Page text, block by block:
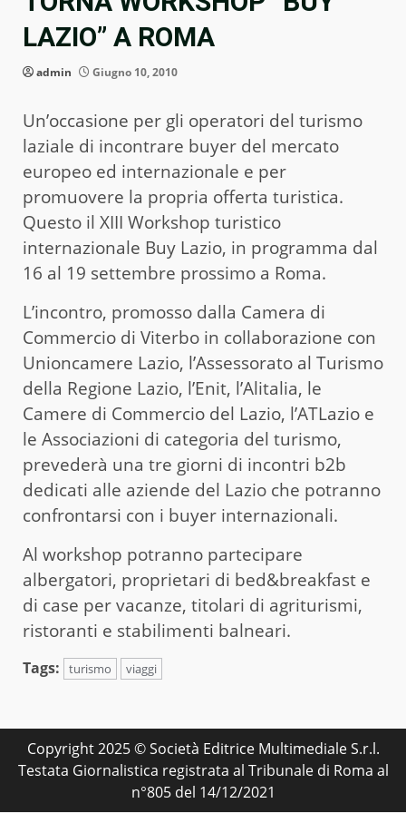
LAZIO” A ROMA
admin Giugno 10, 2010
Un’occasione per gli operatori del turismo
laziale di incontrare buyer del mercato
europeo ed internazionale e per
promuovere la propria offerta turistica.
Questo il XIII Workshop turistico
internazionale Buy Lazio, in programma dal
16 al 19 settembre prossimo a Roma.
L’incontro, promosso dalla Camera di
Commercio di Viterbo in collaborazione con
Unioncamere Lazio, l’Assessorato al Turismo
della Regione Lazio, l’Enit, l’Alitalia, le
Camere di Commercio del Lazio, l’ATLazio e
le Associazioni di categoria del turismo,
prevederà una tre giorni di incontri b2b
dedicati alle aziende del Lazio che potranno
confrontarsi con i buyer internazionali.
Al workshop potranno partecipare
albergatori, proprietari di bed&breakfast e
di case per vacanze, titolari di agriturismi,
ristoranti e stabilimenti balneari.
Tags: turismo viaggi
Copyright 2025 © Società Editrice Multimediale S.r.l.
Testata Giornalistica registrata al Tribunale di Roma al
n°805 del 14/12/2021